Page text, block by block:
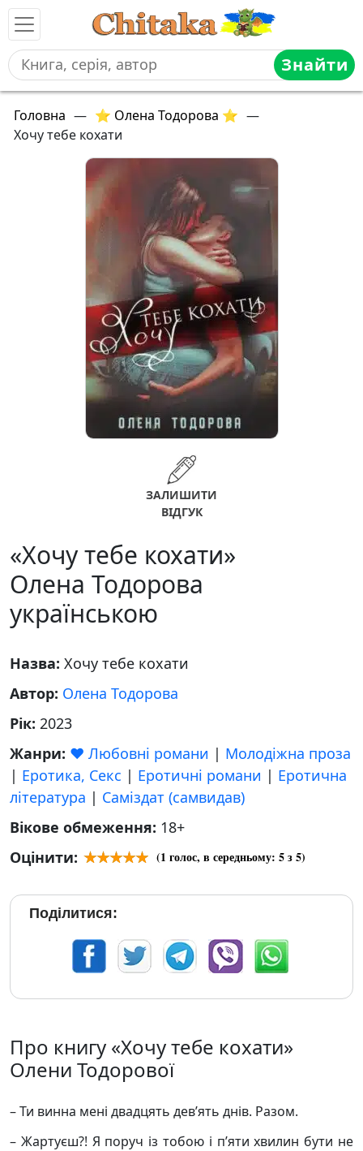
Знайти
Головна — ⭐ Олена Тодорова ⭐ —
Хочу тебе кохати
ЗАЛИШИТИ
ВІДГУК
«Хочу тебе кохати»
Олена Тодорова
українською
Назва: Хочу тебе кохати
Автор: Олена Тодорова
Рік: 2023
Жанри: ❤️ Любовні романи | Молодіжна проза
| Еротика, Секс | Еротичні романи | Еротична
література | Саміздат (самвидав)
Вікове обмеження: 18+
Оцінити:
(1 голос, в середньому: 5з 5)
Поділитися:
Про книгу «Хочу тебе кохати»
Олени Тодорової
– Ти винна мені двадцять дев’ять днів. Разом.
– Жартуєш?! Я поруч із тобою і п’яти хвилин бути не